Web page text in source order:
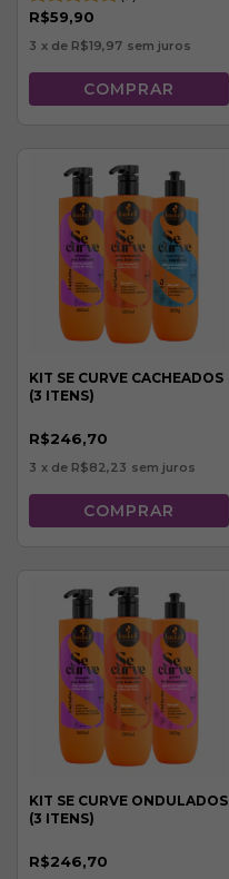
R$59,90
3 x de R$19,97 sem juros
KIT SE CURVE CACHEADOS
(3 ITENS)
R$246,70
3 x de R$82,23 sem juros
KIT SE CURVE ONDULADOS
(3 ITENS)
R$246,70